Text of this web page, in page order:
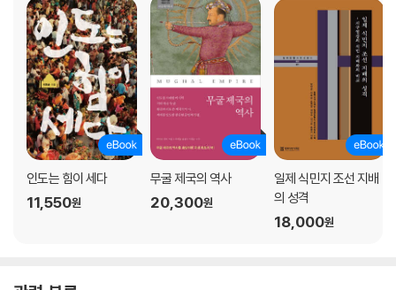
인도는 힘이 세다
11,550원
무굴 제국의 역사
20,300원
일제 식민지 조선 지배
의 성격
18,000원